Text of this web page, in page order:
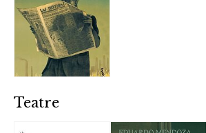
Teatre